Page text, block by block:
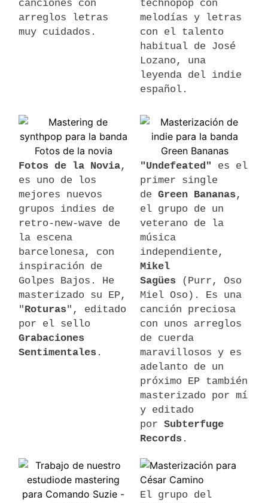
canciones con
arreglos letras
muy cuidados.
technopop con
melodías y letras
con el talento
habitual de José
Lozano, una
leyenda del indie
español.
Fotos de la Novia,
es uno de los
mejores nuevos
grupos indies de
retro-new-wave de
la escena
barcelonesa, con
inspiración de
Golpes Bajos. He
masterizado su EP,
"Roturas", editado
por el sello
Grabaciones
Sentimentales .
"Undefeated"
es el
primer single
de Green Bananas,
el grupo de un
veterano de la
música
independiente,
Mikel
Sagües (Purr, Oso
Miel Oso). Es una
canción preciosa
con unos arreglos
de cuerda
maravillosos y es
adelanto de un
próximo EP también
masterizado por mí
y editado
por Subterfuge
Records .
El grupo del